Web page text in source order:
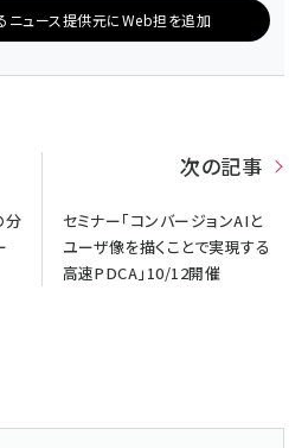
ニュース提供元にWeb担を追加
分
次の記事
セミナー「コンバージョンAIと
ユーザ像を描くことで実現する
高速PDCA」10/12開催